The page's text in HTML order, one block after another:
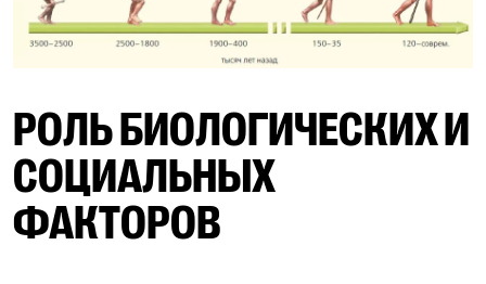
РОЛЬ БИОЛОГИЧЕСКИХ И
СОЦИАЛЬНЫХ
ФАКТОРОВ